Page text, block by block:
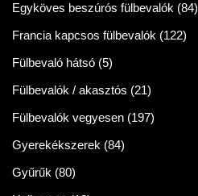
Egyköves beszúrós fülbevalók (84)
Francia kapcsos fülbevalók (122)
Fülbevaló hátsó (5)
Fülbevalók / akasztós (21)
Fülbevalók vegyesen (197)
Gyerekékszerek (84)
Gyűrűk (80)